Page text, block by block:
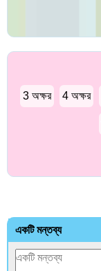
3 অক্ষর 4 অক্ষর
একটি মন্তব্য